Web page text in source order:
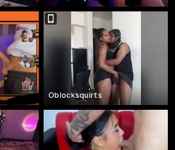
Oblocksquirts